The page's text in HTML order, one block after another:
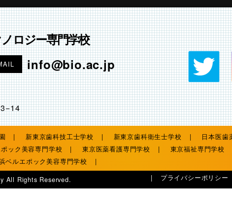
ロジー専門学校
info@bio.ac.jp
新東京歯科技工士学校 新東京歯科衛生士学校 日本医歯
ック美容専門学校 東京医薬看護専門学校 東京福祉専門学校
ベルエポック美容専門学校
プライバシーポリシー
All Rights Reserved.